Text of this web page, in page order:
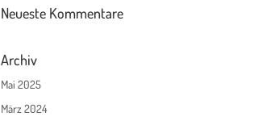
Neueste Kommentare
Archiv
Mai 2025
März 2024